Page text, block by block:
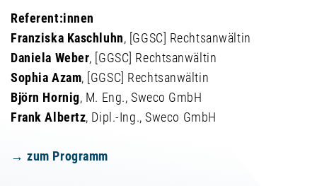
Referent:innen
Franziska Kaschluhn, [GGSC] Rechtsanwältin
Daniela Weber, [GGSC] Rechtsanwältin
Sophia Azam, [GGSC] Rechtsanwältin
Björn Hornig, M. Eng., Sweco GmbH
Frank Albertz, Dipl.-Ing., Sweco GmbH
→ zum Programm